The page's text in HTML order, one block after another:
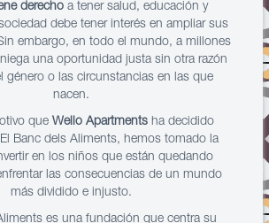
derecho a tener salud, educación y
debe tener interés en ampliar sus
embargo, en todo el mundo, a millones
una oportunidad justa sin otra razón
género o las circunstancias en las que
nacen.
que Wello Apartmentsha decidido
Banc dels Aliments, hemos tomado la
en los niños que están quedando
las consecuencias de un mundo
más dividido e injusto.
es una fundación que centra su